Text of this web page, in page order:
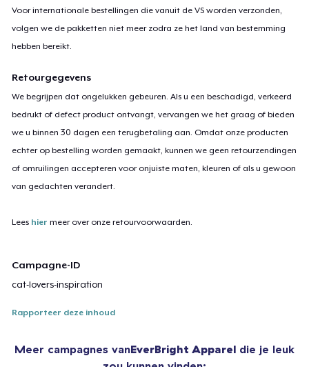
Voor internationale bestellingen die vanuit de VS worden verzonden,
volgen we de pakketten niet meer zodra ze het land van bestemming
hebben bereikt.
Retourgegevens
We begrijpen dat ongelukken gebeuren. Als u een beschadigd, verkeerd
bedrukt of defect product ontvangt, vervangen we het graag of bieden
we u binnen 30 dagen een terugbetaling aan. Omdat onze producten
echter op bestelling worden gemaakt, kunnen we geen retourzendingen
of omruilingen accepteren voor onjuiste maten, kleuren of als u gewoon
van gedachten verandert.
Lees hier meer over onze retourvoorwaarden.
Campagne-ID
cat-lovers-inspiration
Rapporteer deze inhoud
Meer campagnes vanEverBright Apparel die je leuk